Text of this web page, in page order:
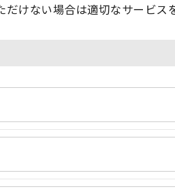
けない場合は適切なサービス